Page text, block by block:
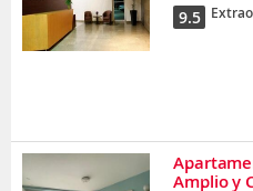
9.5
Amplio y